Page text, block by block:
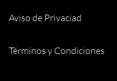
Aviso de Privaciad
Términos y Condiciones